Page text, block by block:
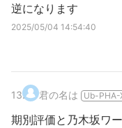
逆になります
2025/05/04 14:54:40
13. 君の名は Ub-
期別評価と乃木坂ワ